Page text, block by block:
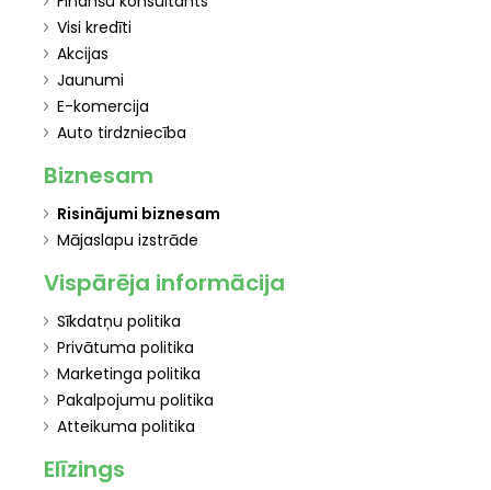
Visi kredīti
Akcijas
Jaunumi
E-komercija
Auto tirdzniecība
Biznesam
Risinājumi biznesam
Mājaslapu izstrāde
Vispārēja informācija
Sīkdatņu politika
Privātuma politika
Marketinga politika
Pakalpojumu politika
Atteikuma politika
Elīzings